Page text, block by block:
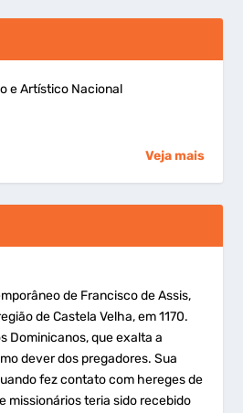
e Artístico Nacional
Veja mais
de Francisco de Assis,
de Castela Velha, em 1170.
Dominicanos, que exalta a
dever dos pregadores. Sua
fez contato com hereges de
missionários teria sido recebido